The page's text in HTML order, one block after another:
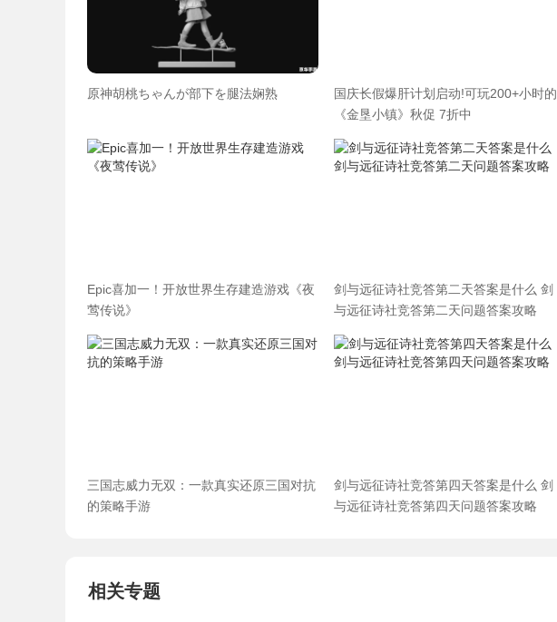
原神胡桃ちゃんが部下を腿法娴熟
国庆长假爆肝计划启动!可玩200+小时的
《金垦小镇》秋促 7折中
Epic喜加一！开放世界生存建造游戏《夜
莺传说》
剑与远征诗社竞答第二天答案是什么 剑
与远征诗社竞答第二天问题答案攻略
三国志威力无双：一款真实还原三国对抗
的策略手游
剑与远征诗社竞答第四天答案是什么 剑
与远征诗社竞答第四天问题答案攻略
相关专题